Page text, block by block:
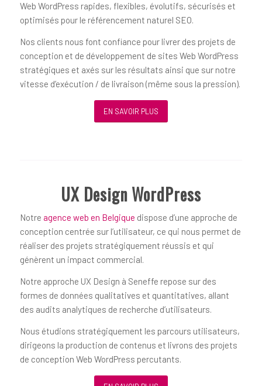
Web WordPress rapides, flexibles, évolutifs, sécurisés et
optimisés pour le référencement naturel SEO.
Nos clients nous font confiance pour livrer des projets de
conception et de développement de sites Web WordPress
stratégiques et axés sur les résultats ainsi que sur notre
vitesse d’exécution / de livraison (même sous la pression).
EN SAVOIR PLUS
UX Design WordPress
Notre agence web en Belgique dispose d’une approche de
conception centrée sur l’utilisateur, ce qui nous permet de
réaliser des projets stratégiquement réussis et qui
génèrent un impact commercial.
Notre approche UX Design à Seneffe repose sur des
formes de données qualitatives et quantitatives, allant
des audits analytiques de recherche d’utilisateurs.
Nous étudions stratégiquement les parcours utilisateurs,
dirigeons la production de contenus et livrons des projets
de conception Web WordPress percutants.